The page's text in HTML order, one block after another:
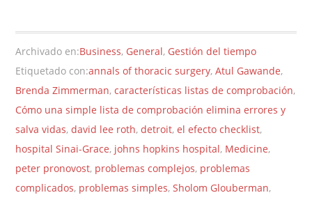
Archivado en:Business, General, Gestión del tiempo
Etiquetado con:annals of thoracic surgery,Atul Gawande,
Brenda Zimmerman,características listas de comprobación,
Cómo una simple lista de comprobación elimina errores y
salva vidas,david lee roth,detroit,el efecto checklist,
hospital Sinai-Grace, johns hopkins hospital, Medicine,
peter pronovost, problemas complejos, problemas
complicados, problemas simples,Sholom Glouberman,